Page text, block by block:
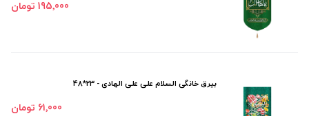
195٬000 تومان
بیرق خانگی السلام علی علی الهادی - 23*48
61٬000 تومان